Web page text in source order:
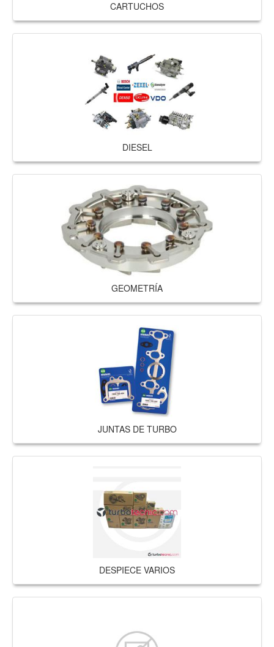
CARTUCHOS
DIESEL
GEOMETRÍA
JUNTAS DE TURBO
DESPIECE VARIOS